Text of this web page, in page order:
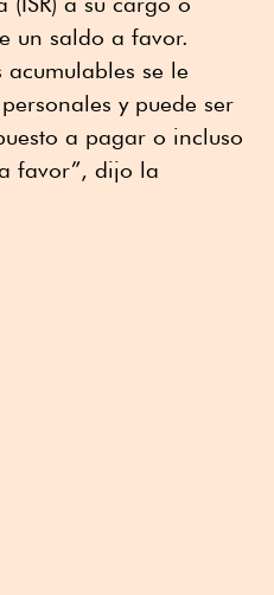
un saldo a favor.
acumulables se le
y puede ser
a pagar o incluso
favor”, dijo la